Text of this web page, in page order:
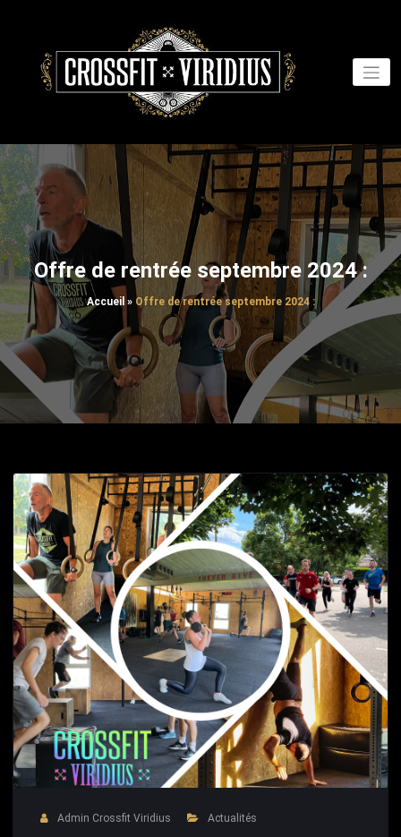
Offre de rentrée septembre 2024 :
Accueil » Offre de rentrée septembre 2024 :
Admin Crossfit Viridius Actualités